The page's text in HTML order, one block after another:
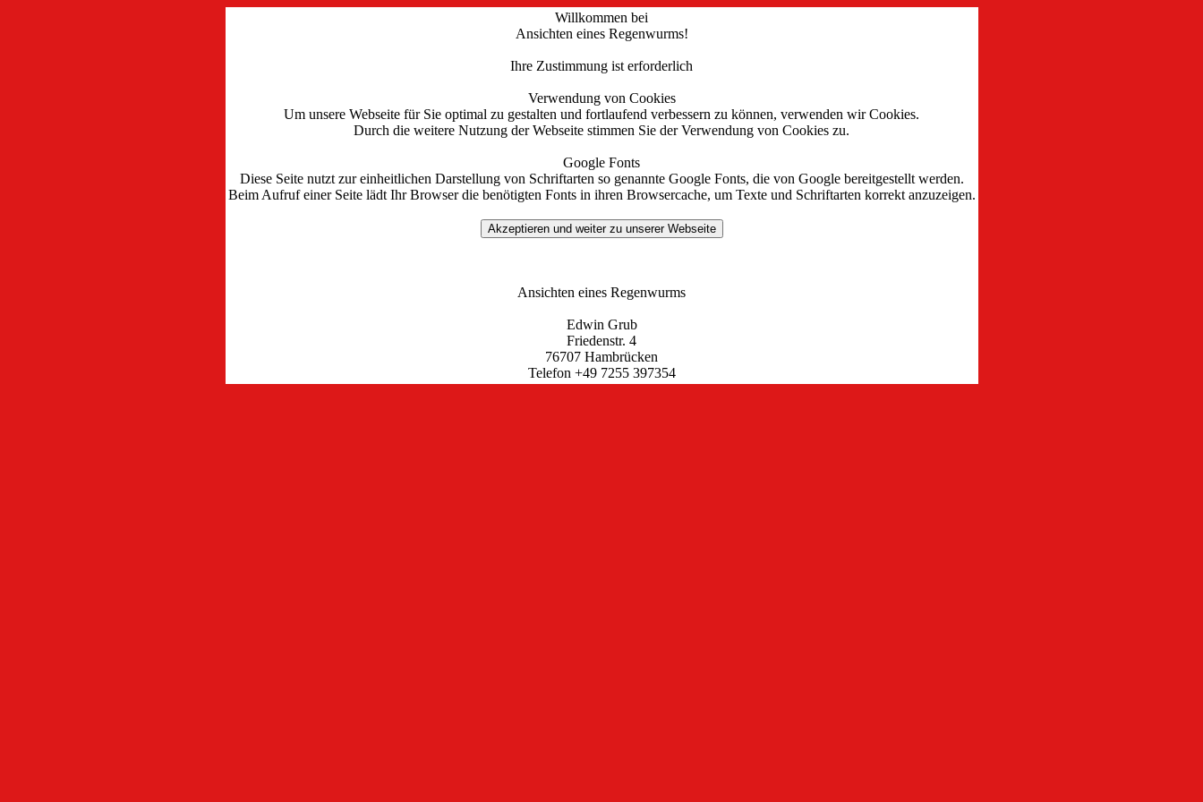
Willkommen bei
Ansichten eines Regenwurms!
Ihre Zustimmung ist erforderlich
Verwendung von Cookies
Um unsere Webseite für Sie optimal zu gestalten und fortlaufend verbessern zu können, verwenden wir Cookies.
Durch die weitere Nutzung der Webseite stimmen Sie der Verwendung von Cookies zu.
Google Fonts
Diese Seite nutzt zur einheitlichen Darstellung von Schriftarten so genannte Google Fonts, die von Google bereitgestellt werden.
Beim Aufruf einer Seite lädt Ihr Browser die benötigten Fonts in ihren Browsercache, um Texte und Schriftarten korrekt anzuzeigen.
Ansichten eines Regenwurms
Edwin Grub
Friedenstr. 4
76707 Hambrücken
Telefon +49 7255 397354